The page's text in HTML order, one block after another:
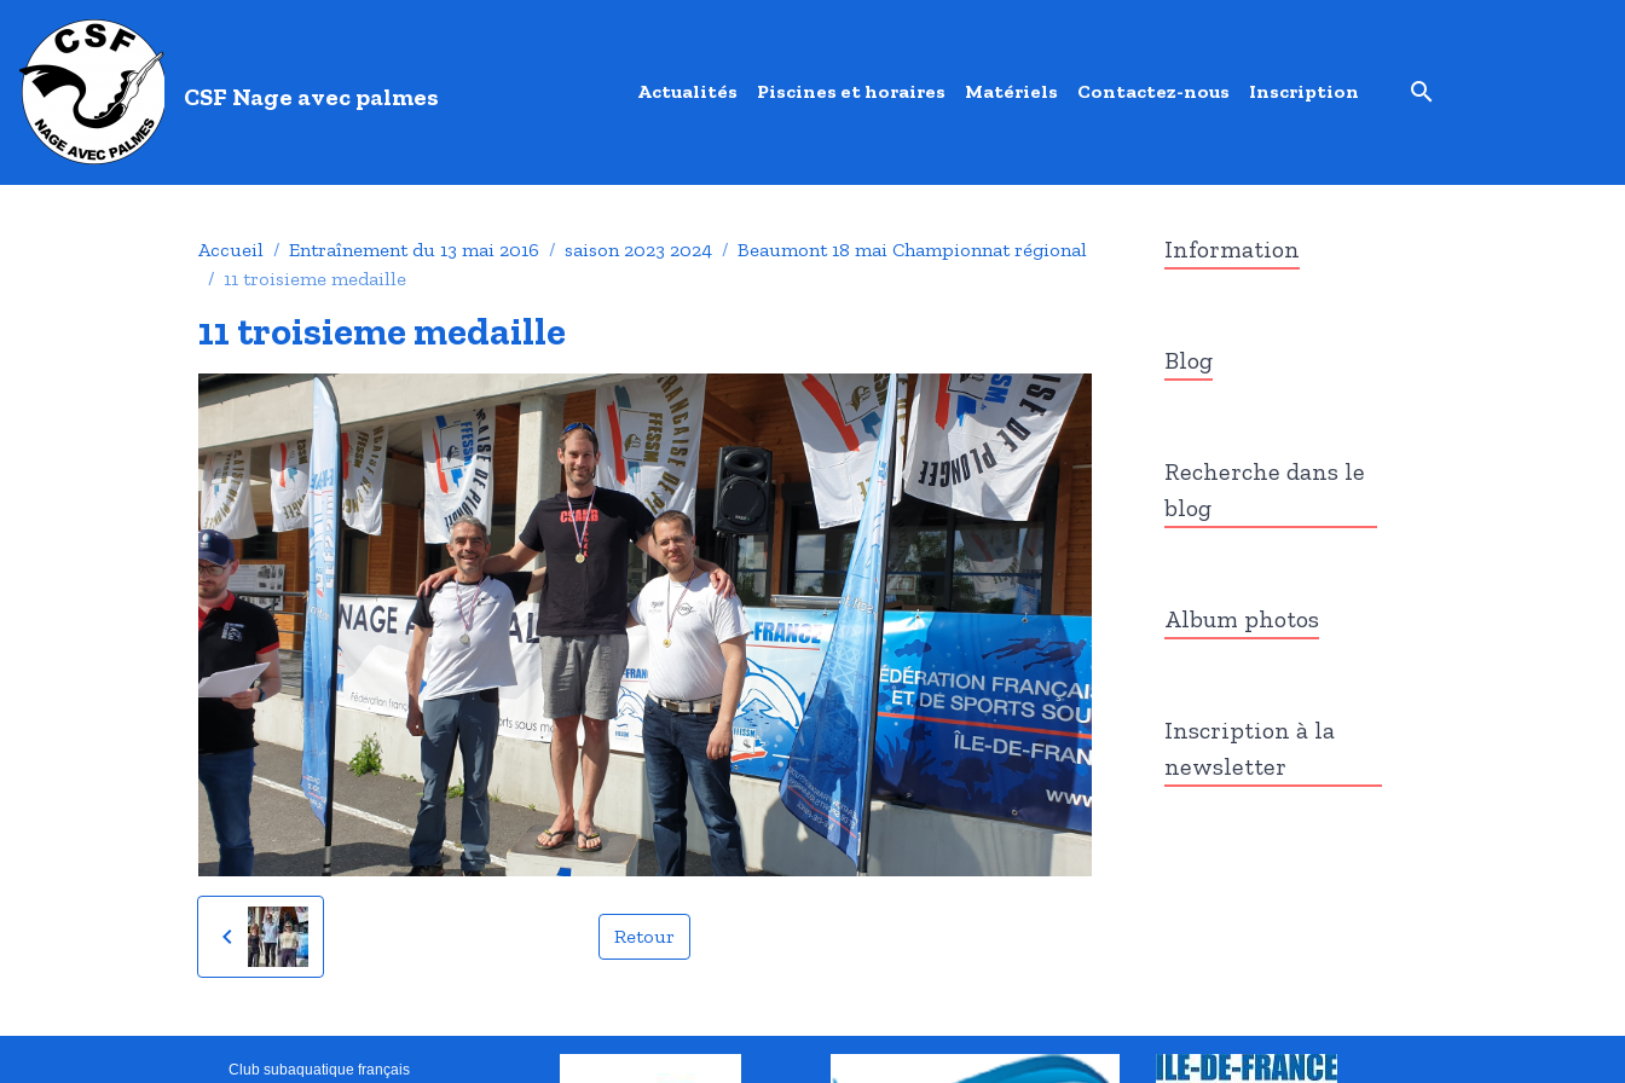
CSF Nage avec palmes Actualités Piscines et horaires Matériels Contactez-nous Inscription
Accueil Entraînement du 13 mai 2016 saison 2023 2024
Beaumont 18 mai Championnat régional
11 troisieme medaille
11 troisieme medaille
Retour
Information
Blog
Recherche dans le
blog
Album photos
Inscription à la
newsletter
Club subaquatique français